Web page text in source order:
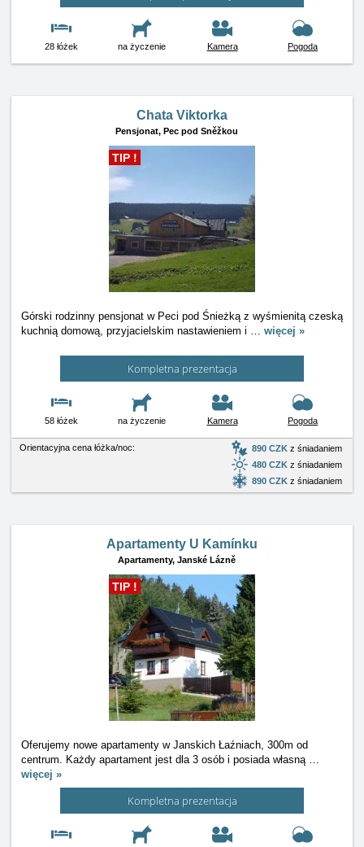
28 łóżek na życzenie Kamera Pogoda
Chata Viktorka
Pensjonat, Pec pod Sněžkou
TIP !
Górski rodzinny pensjonat w Peci pod Śnieżką z wyśmienitą czeską
kuchnią domową, przyjacielskim nastawieniem i … więcej »
Kompletna prezentacja
58 łóżek na życzenie Kamera Pogoda
Orientacyjna cena łóżka/noc: 890 CZK z śniadaniem
480 CZK z śniadaniem
890 CZK z śniadaniem
Apartamenty U Kamínku
Apartamenty, Janské Lázně
TIP !
Oferujemy nowe apartamenty w Janskich Łaźniach, 300m od
centrum. Każdy apartament jest dla 3 osób i posiada własną …
więcej »
Kompletna prezentacja